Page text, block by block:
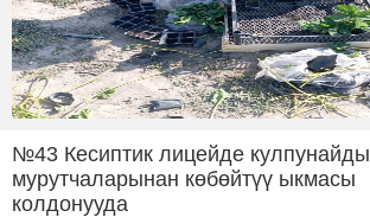
№43 Кесиптик лицейде кулпунайды
мурутчаларынан көбөйтүү ыкмасы
колдонууда